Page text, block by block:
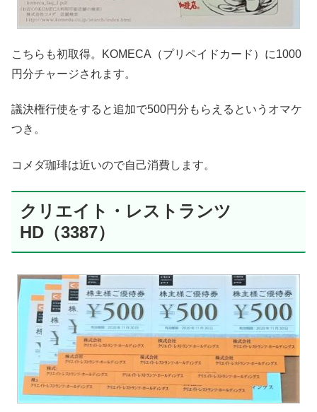
こちらも初取得。KOMECA（プリペイドカード）に1000
円分チャージされます。
議決権行使をすると追加で500円分もらえるというオマケ
つき。
コメダ珈琲は近いので自己消費します。
クリエイト・レストランツ
HD（3387）